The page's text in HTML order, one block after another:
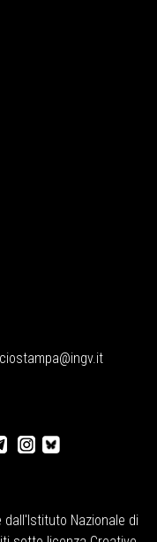
dall'Istituto Nazionale di